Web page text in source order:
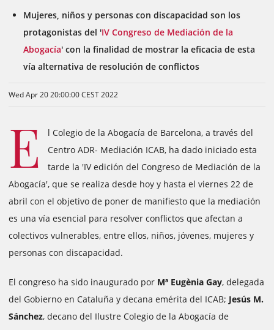
Mujeres, niños y personas con discapacidad son los
protagonistas del 'IV Congreso de Mediación de la
Abogacía' con la finalidad de mostrar la eficacia de esta
vía alternativa de resolución de conflictos
Wed Apr 20 20:00:00 CEST 2022
E
l Colegio de la Abogacía de Barcelona, ​​a través del
Centro ADR- Mediación ICAB, ha dado iniciado esta
tarde la 'IV edición del Congreso de Mediación de la
Abogacía', que se realiza desde hoy y hasta el viernes 22 de
abril con el objetivo de poner de manifiesto que la mediación
es una vía esencial para resolver conflictos que afectan a
colectivos vulnerables, entre ellos, niños, jóvenes, mujeres y
personas con discapacidad.
El congreso ha sido inaugurado por Mª Eugènia Gay, delegada
del Gobierno en Cataluña y decana emérita del ICAB; Jesús M.
Sánchez, decano del Ilustre Colegio de la Abogacía de